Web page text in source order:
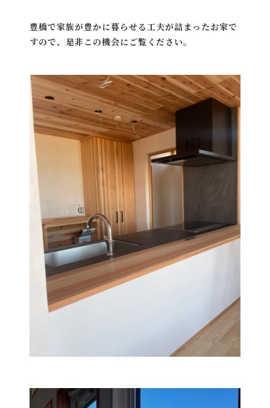
豊橋で家族が豊かに暮らせる工夫が詰まったお家で
すので、是非この機会にご覧ください。